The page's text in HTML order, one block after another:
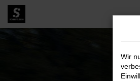
Zum
Hauptinhalt
springen
Wir